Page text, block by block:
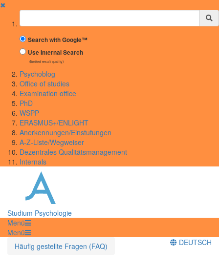
✖
Suchbegriff
Search with Google™
Use Internal Search
(limited result quality)
Psychoblog
Office of studies
Examination office
PhD
WSPP
ERASMUS+/ENLIGHT
Anerkennungen/Einstufungen
A-Z-Liste/Wegweiser
Dezentrales Qualitätsmanagement
Internals
Studium Psychologie
Menü
Menü
Häufig gestellte Fragen (FAQ)
DEUTSCH